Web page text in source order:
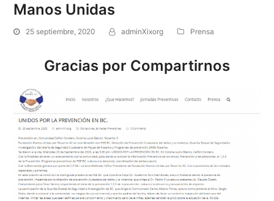
Manos Unidas
25 septiembre, 2020 adminXixorg Prensa
Gracias por Compartirnos